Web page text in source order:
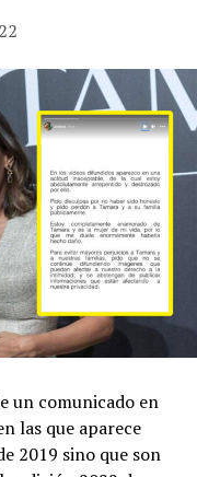
un comunicado en
las que aparece
2019 sino que son